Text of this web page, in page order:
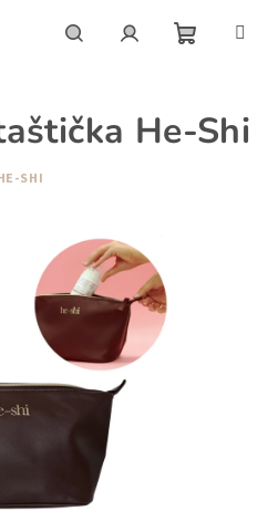
košík
He-Shi
SHI